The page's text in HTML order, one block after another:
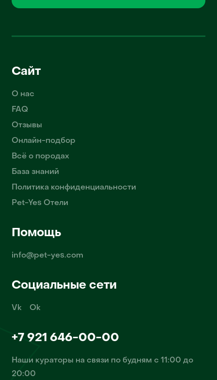
Сайт
О нас
FAQ
Отзывы
Онлайн-подбор
Всё о породах
База знаний
Политика конфиденциальности
Pet-Yes Отели
Помощь
info@pet-yes.com
Социальные сети
Vk Ok
+7 921 646-00-00
Наши кураторы на связи по будням с 11:00 до
20:00